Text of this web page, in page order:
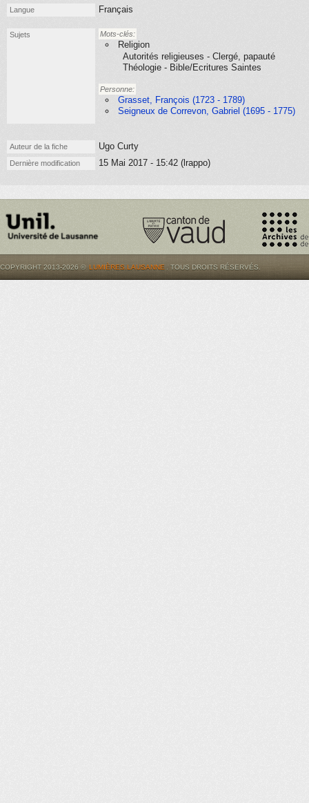
Langue Français
Sujets Mots-clés:
Religion
Autorités religieuses - Clergé, papauté
Théologie - Bible/Ecritures Saintes
Personne:
Grasset, François (1723 - 1789)
Seigneux de Correvon, Gabriel (1695 - 1775)
Auteur de la fiche Ugo Curty
Dernière modification 15 Mai 2017 - 15:42 (lrappo)
COPYRIGHT 2013-2026 © LUMIÈRES.LAUSANNE . TOUS DROITS RÉSERVÉS.